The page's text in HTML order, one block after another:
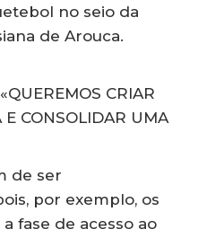
no seio da
de Arouca.
CRIAR
E CONSOLIDAR UMA
de ser
por exemplo, os
fase de acesso ao